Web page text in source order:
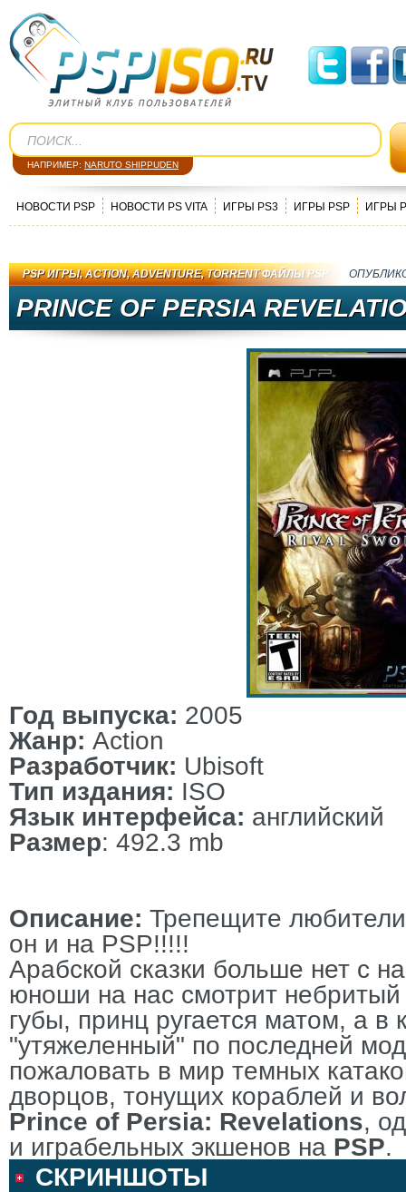
НАПРИМЕР: NARUTO SHIPPUDEN
НОВОСТИ PSP НОВОСТИ PS VITA ИГРЫ PS3 ИГРЫ PSP ИГРЫ
PSP ИГРЫ,ACTION,ADVENTURE,TORRENT ФАЙЛЫ PSP
PRINCE OF PERSIA
Год выпуска: 2005
Жанр: Action
Разработчик: Ubisoft
Тип издания: ISO
Язык интерфейса: английский
Размер: 492.3 mb
Описание: Трепещите
он и на PSP!!!!!
Арабской сказки больше нет с
юноши на нас смотрит
губы, принц ругается матом, а в
"утяжеленный" по последней
пожаловать в мир темных
дворцов, тонущих кораблей и
Prince of Persia: Revelations,
и играбельных экшенов на PSP.
СКРИНШОТЫ